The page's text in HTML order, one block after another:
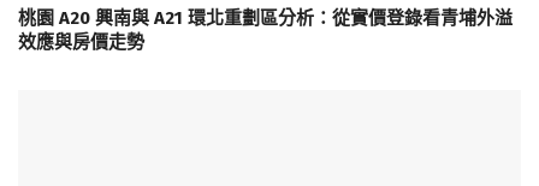
桃園 A20 興南與 A21 環北重劃區分析：從實價登錄看青埔外溢
效應與房價走勢